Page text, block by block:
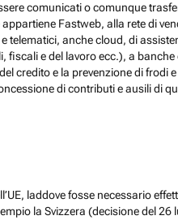
comunicati o comunque
Fastweb, alla rete di
anche cloud, di
e del lavoro ecc.), a
credito e la prevenzione di
di contributi e ausili di
laddove fosse necessario
la Svizzera (decisione del